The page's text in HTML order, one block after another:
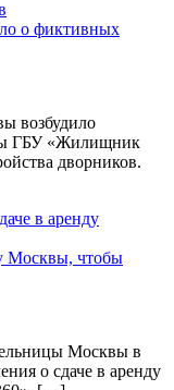
о фиктивных
возбудило
ГБУ «Жилищник
дворников.
Москвы, чтобы
Москвы в
о сдаче в аренду